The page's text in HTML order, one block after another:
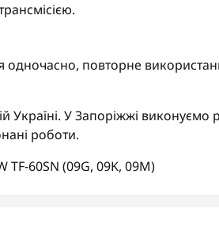
одночасно, повторне
Україні. У Запоріжжі виконуємо
роботи.
TF-60SN (09G, 09K, 09M)